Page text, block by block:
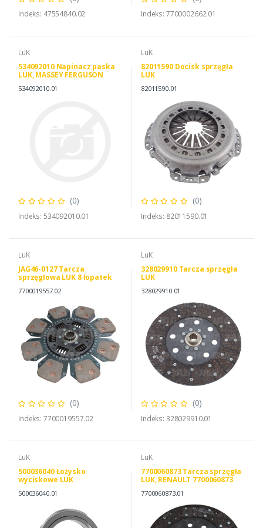
Indeks: 47554840.02 Indeks: 7700002662.01
LuK
534092010 Napinacz paska
LUK, MASSEY FERGUSON
534092010.01
(0)
Indeks: 534092010.01
LuK
82011590 Docisk sprzęgła
LUK
82011590.01
(0)
Indeks: 82011590.01
LuK
JAG46-0127 Tarcza
sprzęgłowa LUK 8 łopatek
7700019557.02
(0)
Indeks: 7700019557.02
LuK
328029910 Tarcza sprzęgła
LUK
328029910.01
(0)
Indeks: 328029910.01
LuK
500036040 Łożysko
wyciskowe LUK
500036040.01
LuK
7700060873 Tarcza sprzęgła
LUK, RENAULT 7700060873
7700060873.01